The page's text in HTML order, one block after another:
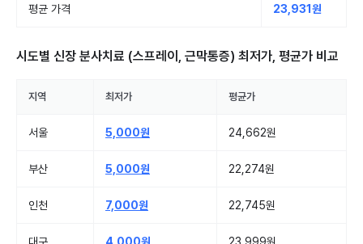
평균 가격 23,931원
시도별 신장 분사치료 (스프레이, 근막통증) 최저가, 평균가 비교
지역 최저가 평균가
서울 5,000원 24,662원
부산 5,000원 22,274원
인천 7,000원 22,745원